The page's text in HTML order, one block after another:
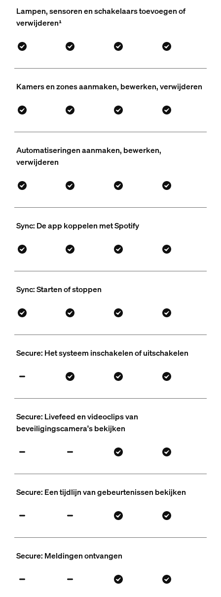
Lampen, sensoren en schakelaars toevoegen of
verwijderen¹
Kamers en zones aanmaken, bewerken, verwijderen
Automatiseringen aanmaken, bewerken,
verwijderen
Sync: De app koppelen met Spotify
Sync: Starten of stoppen
Secure: Het systeem inschakelen of uitschakelen
Secure: Livefeed en videoclips van
beveiligingscamera's bekijken
Secure: Een tijdlijn van gebeurtenissen bekijken
Secure: Meldingen ontvangen